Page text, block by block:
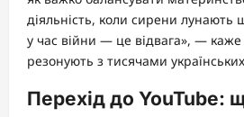
діяльність, коли сирени
у час війни — це відвага», — каже
резонують з тисячами
Перехід до YouTube: